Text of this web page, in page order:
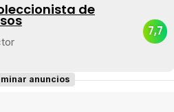
de
7,7
anuncios